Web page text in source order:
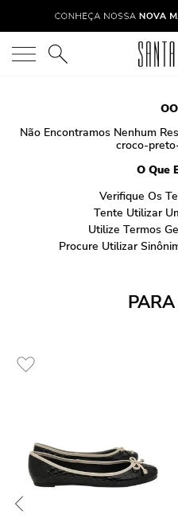
O que você está procurando?
Não Encontramos Nenhum
croco-
O Que
Verifique Os
Tente Utilizar
Utilize Termos
Procure Utilizar